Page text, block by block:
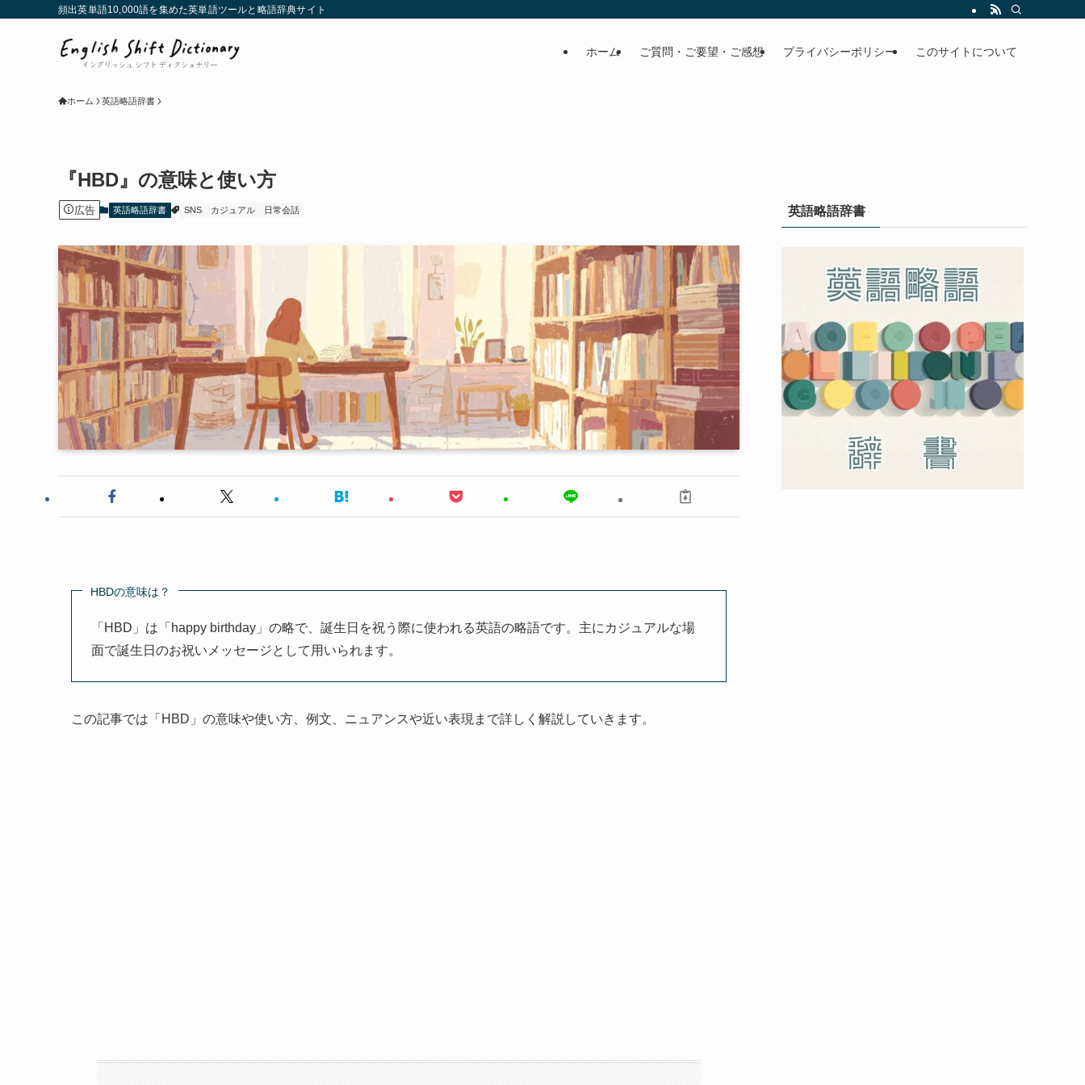
頻出英単語10,000語を集めた英単語ツールと略語辞典サイト
ホーム ご質問・ご要望・ご感想 プライバシーポリシー このサイトについて
ホーム 英語略語辞書
『HBD』の意味と使い方
広告 英語略語辞書 SNS カジュアル 日常会話
HBDの意味は？
「HBD」は「happy birthday」の略で、誕生日を祝う際に使われる英語の略語です。主にカジュアルな場
面で誕生日のお祝いメッセージとして用いられます。
この記事では「HBD」の意味や使い方、例文、ニュアンスや近い表現まで詳しく解説していきます。
英語略語辞書